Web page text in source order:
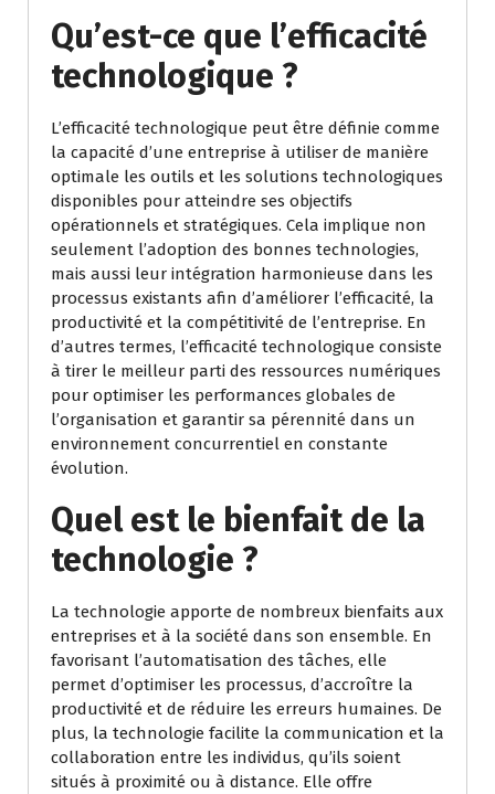
Qu’est-ce que l’efficacité
technologique ?
L’efficacité technologique peut être définie comme
la capacité d’une entreprise à utiliser de manière
optimale les outils et les solutions technologiques
disponibles pour atteindre ses objectifs
opérationnels et stratégiques. Cela implique non
seulement l’adoption des bonnes technologies,
mais aussi leur intégration harmonieuse dans les
processus existants afin d’améliorer l’efficacité, la
productivité et la compétitivité de l’entreprise. En
d’autres termes, l’efficacité technologique consiste
à tirer le meilleur parti des ressources numériques
pour optimiser les performances globales de
l’organisation et garantir sa pérennité dans un
environnement concurrentiel en constante
évolution.
Quel est le bienfait de la
technologie ?
La technologie apporte de nombreux bienfaits aux
entreprises et à la société dans son ensemble. En
favorisant l’automatisation des tâches, elle
permet d’optimiser les processus, d’accroître la
productivité et de réduire les erreurs humaines. De
plus, la technologie facilite la communication et la
collaboration entre les individus, qu’ils soient
situés à proximité ou à distance. Elle offre